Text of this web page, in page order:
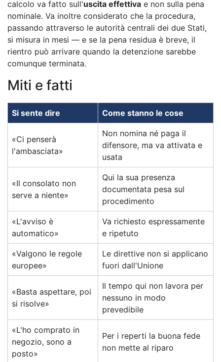
calcolo va fatto sull'uscita effettiva e non sulla pena
nominale. Va inoltre considerato che la procedura,
passando attraverso le autorità centrali dei due Stati,
si misura in mesi — e se la pena residua è breve, il
rientro può arrivare quando la detenzione sarebbe
comunque terminata.
Miti e fatti
Si sente dire Come stanno le cose
«Ci penserà
l'ambasciata»
Non nomina né paga il
difensore, ma va attivata e
usata
«Il consolato non
serve a niente»
Qui la sua presenza
documentata pesa sul
procedimento
«L'avviso è
automatico»
Va richiesto espressamente
e ripetuto
«Valgono le regole
europee»
Le direttive non si applicano
fuori dall'Unione
«Basta aspettare, poi
si risolve»
Il tempo qui non lavora per
nessuno in modo
prevedibile
«L'ho comprato in
negozio, sono a
posto»
Per i reperti la buona fede
non mette al riparo